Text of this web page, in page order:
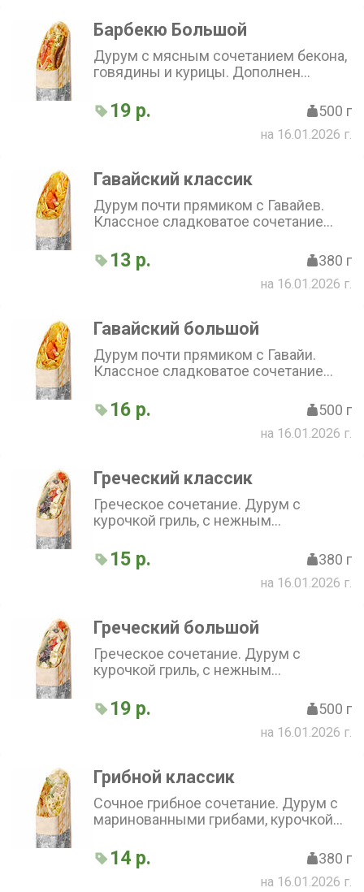
Барбекю Большой
Дурум с мясным сочетанием бекона,
говядины и курицы. Дополнен
огурчиком, луком и соусом Бургер
19 р. 500 г
на 16.01.2026 г.
Гавайский классик
Дурум почти прямиком с Гавайев.
Классное сладковатое сочетание
дополнен капустой и фирменным
соусом
13 р. 380 г
на 16.01.2026 г.
Гавайский большой
Дурум почти прямиком с Гавайи.
Классное сладковатое сочетание
дополнен капустой и фирменным
соусом
16 р. 500 г
на 16.01.2026 г.
Греческий классик
Греческое сочетание. Дурум с
курочкой гриль, с нежным
сыра Фета, свежего огурца, перца,
маслин, капусты и лука
15 р. 380 г
на 16.01.2026 г.
Греческий большой
Греческое сочетание. Дурум с
курочкой гриль, с нежным
сыра фета, свежего огурца, перца,
маслин, капусты и лука
19 р. 500 г
на 16.01.2026 г.
Грибной классик
Сочное грибное сочетание. Дурум с
маринованными грибами, курочкой
капустой, свежим огурчиком и луком
14 р. 380 г
на 16.01.2026 г.